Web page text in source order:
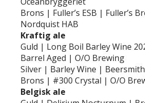
Brons | Fuller’s ESB | Fuller’s
Nordquist HAB
Kraftig ale
Guld | Long Boil Barley Wine
Barrel Aged | O/O Brewing
Silver | Barley Wine |
Brons | #300 Crystal | O/O
Belgisk ale